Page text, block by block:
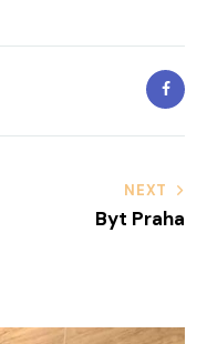
NEXT
Byt Praha